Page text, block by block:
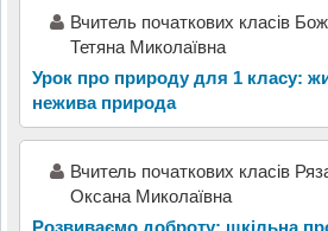
Вчитель початкових класів
Тетяна Миколаївна
Урок про природу для 1 класу:
нежива природа
Вчитель початкових класів
Оксана Миколаївна
Розвиваємо доброту: шкільна